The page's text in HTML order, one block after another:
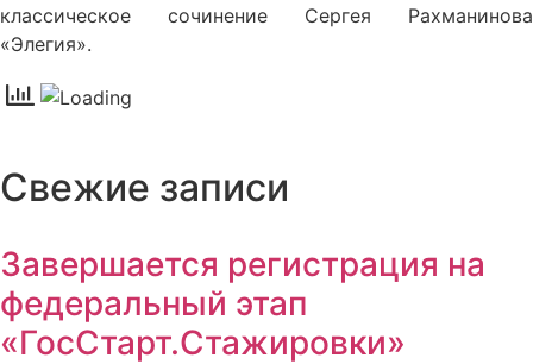
классическое сочинение Сергея Рахманинова
«Элегия».
Свежие записи
Завершается регистрация на
федеральный этап
«ГосСтарт.Стажировки»